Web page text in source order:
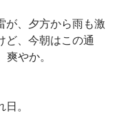
が、夕方から雨も激
ど、今朝はこの通
やか。
。